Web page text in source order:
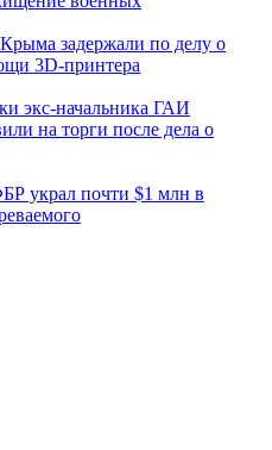
задержали по делу о
3D‑принтера
экс-начальника ГАИ
на торги после дела о
украл почти $1 млн в